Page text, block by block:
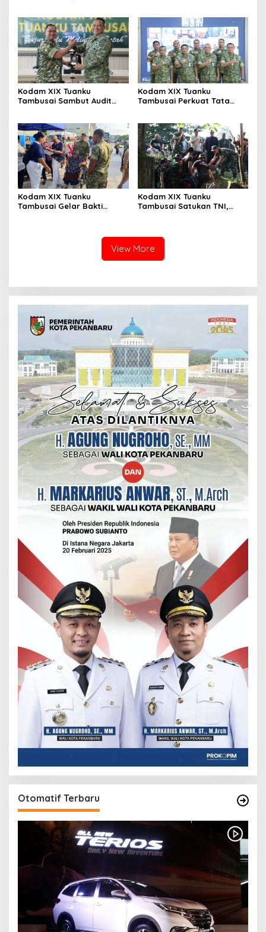
Kusuma Dharma
Kodam XIX Tuanku
Tambusai Sambut Audit
Kunci
Kodam XIX Tuanku
Tambusai Perkuat Tata
Penatausahaan Sesi II TA
2026
Kodam XIX Tuanku
Tambusai Gelar Bakti
Kodam XIX Tuanku
Tambusai Satukan TNI,
dan Pelabuhan Sei Duku
View More
Otomatif Terbaru